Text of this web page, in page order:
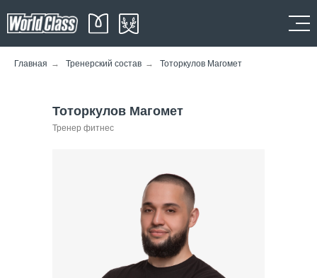
Главная → Тренерский состав → Тоторкулов Магомет
Тоторкулов Магомет
Тренер фитнес